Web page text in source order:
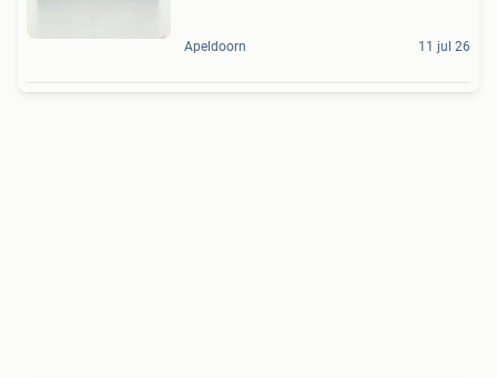
Apeldoorn 11 jul 26